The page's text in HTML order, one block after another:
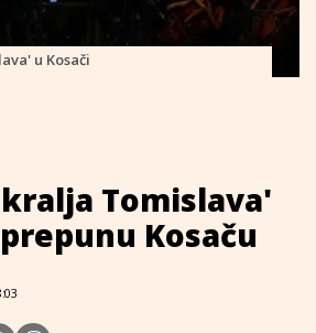
u Kosači
Tomislava'
Kosaču